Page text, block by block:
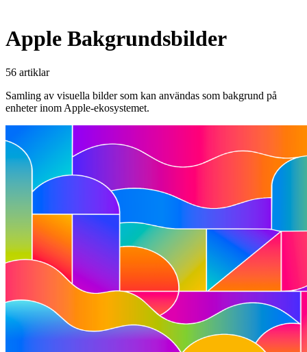
Apple Bakgrundsbilder
56 artiklar
Samling av visuella bilder som kan användas som bakgrund på
enheter inom Apple-ekosystemet.